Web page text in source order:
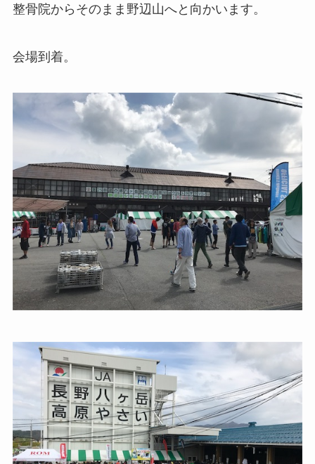
整骨院からそのまま野辺山へと向かいます。
会場到着。